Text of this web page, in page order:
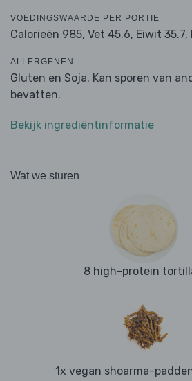
VOEDINGSWAARDE PER PORTIE
Calorieën 985, Vet 45.6, Eiwit 35.7,
ALLERGENEN
Gluten en Soja. Kan sporen van
bevatten.
Bekijk ingrediëntinformatie
Wat we sturen
8 high-protein
1x vegan shoarma-